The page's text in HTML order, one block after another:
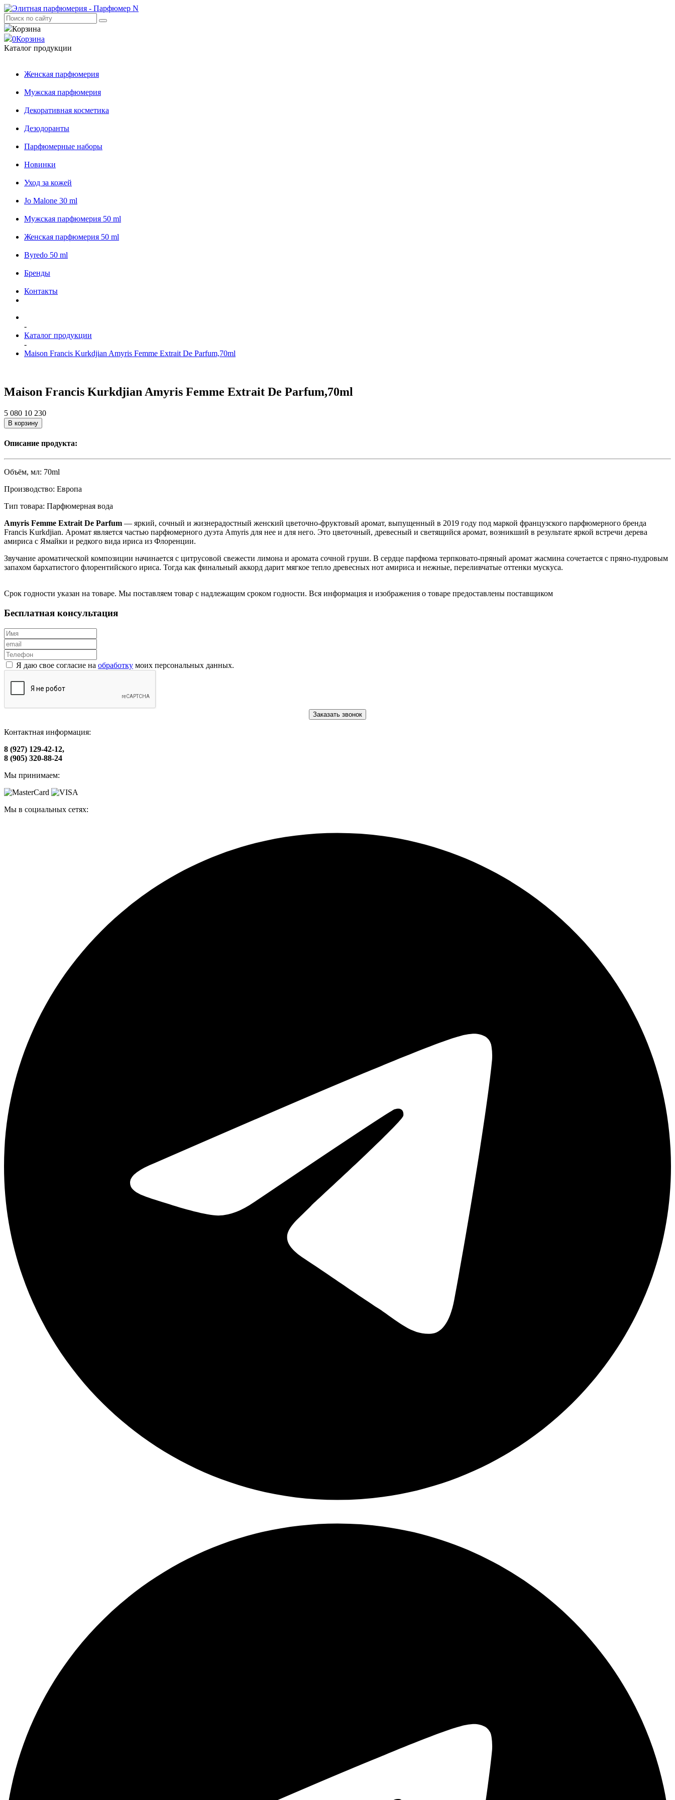
Корзина
0Корзина
Каталог продукции
Женская парфюмерия
Мужская парфюмерия
Декоративная косметика
Дезодоранты
Парфюмерные наборы
Новинки
Уход за кожей
Jo Malone 30 ml
Мужская парфюмерия 50 ml
Женская парфюмерия 50 ml
Byredo 50 ml
Бренды
Контакты
-
Каталог продукции
-
Maison Francis Kurkdjian Amyris Femme Extrait De Parfum,70ml
Maison Francis Kurkdjian Amyris Femme Extrait De Parfum,70ml
5 080 10 230
В корзину
Описание продукта:
Объём, мл: 70ml
Производство: Eвропа
Тип товара: Парфюмерная вода
Amyris Femme Extrait De Parfum — яркий, сочный и жизнерадостный женский цветочно-фруктовый аромат, выпущенный в 2019 году под маркой французского парфюмерного бренда
Francis Kurkdjian. Аромат является частью парфюмерного дуэта Amyris для нее и для него. Это цветочный, древесный и светящийся аромат, возникший в результате яркой встречи дерева
амириса с Ямайки и редкого вида ириса из Флоренции.
Звучание ароматической композиции начинается с цитрусовой свежести лимона и аромата сочной груши. В сердце парфюма терпковато-пряный аромат жасмина сочетается с пряно-пудровым
запахом бархатистого флорентийского ириса. Тогда как финальный аккорд дарит мягкое тепло древесных нот амириса и нежные, переливчатые оттенки мускуса.
Срок годности указан на товаре. Мы поставляем товар с надлежащим сроком годности. Вся информация и изображения о товаре предоставлены поставщиком
Бесплатная консультация
Я даю свое согласие на обработку моих персональных данных.
Заказать звонок
Контактная информация:
8 (927) 129-42-12,
8 (905) 320-88-24
Мы принимаем:
Мы в социальных сетях: